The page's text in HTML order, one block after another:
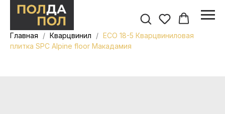
Главная Кварцвинил
ECO 18-5 Кварцвиниловая
плитка SPC Alpine floor Макадамия